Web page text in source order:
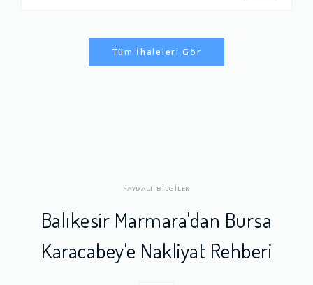
Tüm İhaleleri Gör
FAYDALI BİLGİLER
Balıkesir Marmara'dan Bursa
Karacabey'e Nakliyat Rehberi